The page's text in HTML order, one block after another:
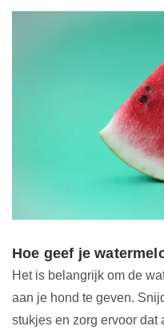
Hoe geef je
Het is belangrijk om de
aan je hond te geven.
stukjes en zorg ervoor